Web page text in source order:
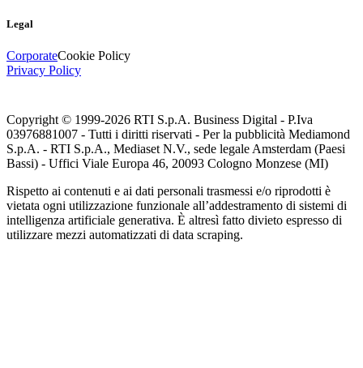
Legal
CorporateCookie Policy
Privacy Policy
Copyright © 1999-2026 RTI S.p.A. Business Digital - P.Iva
03976881007 - Tutti i diritti riservati - Per la pubblicità Mediamond
S.p.A. - RTI S.p.A., Mediaset N.V., sede legale Amsterdam (Paesi
Bassi) - Uffici Viale Europa 46, 20093 Cologno Monzese (MI)
Rispetto ai contenuti e ai dati personali trasmessi e/o riprodotti è
vietata ogni utilizzazione funzionale all’addestramento di sistemi di
intelligenza artificiale generativa. È altresì fatto divieto espresso di
utilizzare mezzi automatizzati di data scraping.